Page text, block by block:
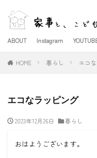
ABOUT Instagram
HOME 暮らし エコ
エコなラッピング
2023年12月26日 暮らし
おはようございます。